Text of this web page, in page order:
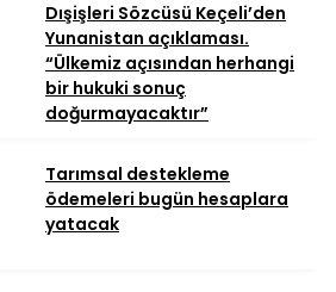
Dışişleri Sözcüsü Keçeli’den
Yunanistan açıklaması.
“Ülkemiz açısından herhangi
bir hukuki sonuç
doğurmayacaktır”
Tarımsal destekleme
ödemeleri bugün hesaplara
yatacak